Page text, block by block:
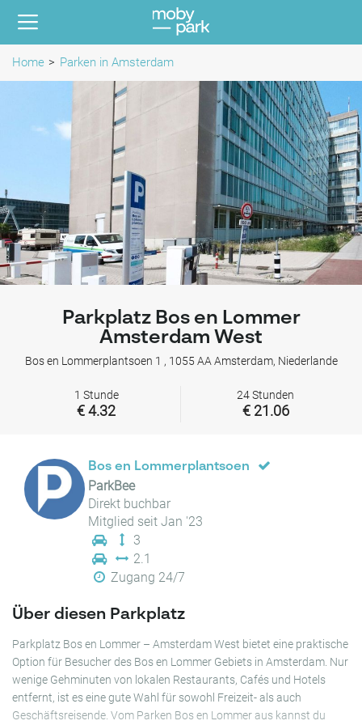
Home Parken in Amsterdam
Parkplatz Bos en Lommer
Amsterdam West
Bos en Lommerplantsoen 1 , 1055 AA Amsterdam, Niederlande
1 Stunde
€ 4.32
24 Stunden
€ 21.06
Bos en Lommerplantsoen
ParkBee
Direkt buchbar
Mitglied seit Jan '23
3
2.1
Zugang 24/7
Über diesen Parkplatz
Parkplatz Bos en Lommer – Amsterdam West bietet eine praktische
Option für Besucher des Bos en Lommer Gebiets in Amsterdam. Nur
wenige Gehminuten von lokalen Restaurants, Cafés und Hotels
entfernt, ist es eine gute Wahl für sowohl Freizeit- als auch
Geschäftsreisende. Vom Parken Bos en Lommer aus kannst du